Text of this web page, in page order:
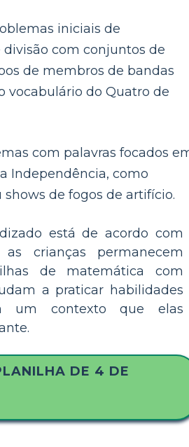
iniciais de
com conjuntos de
de membros de bandas
vocabulário do Quatro de
com palavras focados
Independência, como
de fogos de artifício.
está de acordo com
as crianças permanecem
de matemática com
a praticar habilidades
um contexto que elas
DE 4 DE